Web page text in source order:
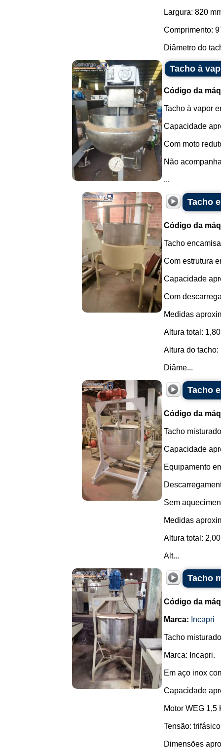
Largura: 820
Comprimento:
Diâmetro do
Tacho à
Código da
Tacho à vapor
Capacidade
Com moto
Não
...
Tacho
Código da
Tacho
Com estrutura
Capacidade
Com
Medidas
Altura total:
Altura do tacho:
Diâme...
Tacho
Código da
Tacho
Capacidade
Equipamento
Sem
Medidas
Altura total:
Alt...
Tacho
Código da
Marca: Incapri
Tacho
Marca: Incapri.
Em aço inox
Capacidade
Motor WEG 1,5
Tensão:
Dimensões